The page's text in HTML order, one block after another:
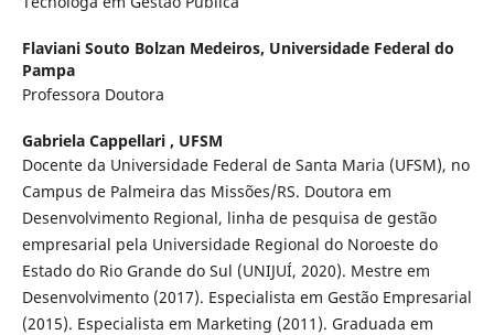
Flaviani Souto Bolzan Medeiros, Universidade Federal do
Pampa
Professora Doutora
Gabriela Cappellari , UFSM
Docente da Universidade Federal de Santa Maria (UFSM), no
Campus de Palmeira das Missões/RS. Doutora em
Desenvolvimento Regional, linha de pesquisa de gestão
empresarial pela Universidade Regional do Noroeste do
Estado do Rio Grande do Sul (UNIJUÍ, 2020). Mestre em
Desenvolvimento (2017). Especialista em Gestão Empresarial
(2015). Especialista em Marketing (2011). Graduada em